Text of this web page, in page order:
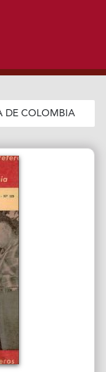
DE COLOMBIA